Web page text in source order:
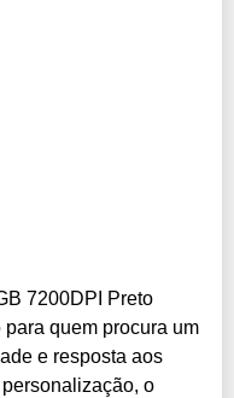
7200DPI Preto
quem procura um
e resposta aos
o